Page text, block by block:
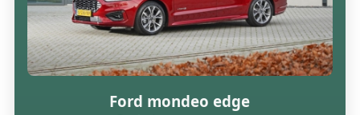
Ford mondeo edge